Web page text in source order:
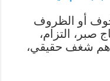
أو الظروف
صبر، التزام،
شغف حقيقي،